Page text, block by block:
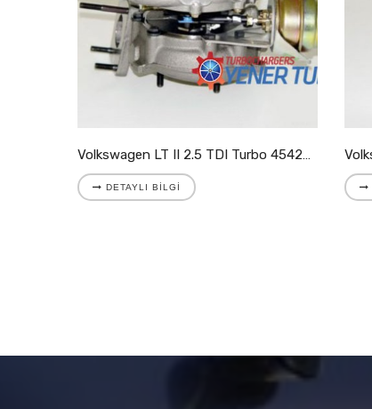
Volkswagen LT II 2.5 TDI Turbo 454205-9007S
DETAYLI BILGI